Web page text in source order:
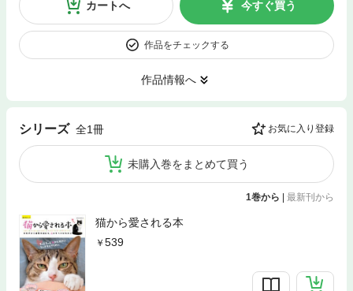
カートへ 今すぐ買う
作品をチェックする
作品情報へ
シリーズ 全1冊 お気に入り登録
未購入巻をまとめて買う
1巻から | 最新刊から
猫から愛される本
539